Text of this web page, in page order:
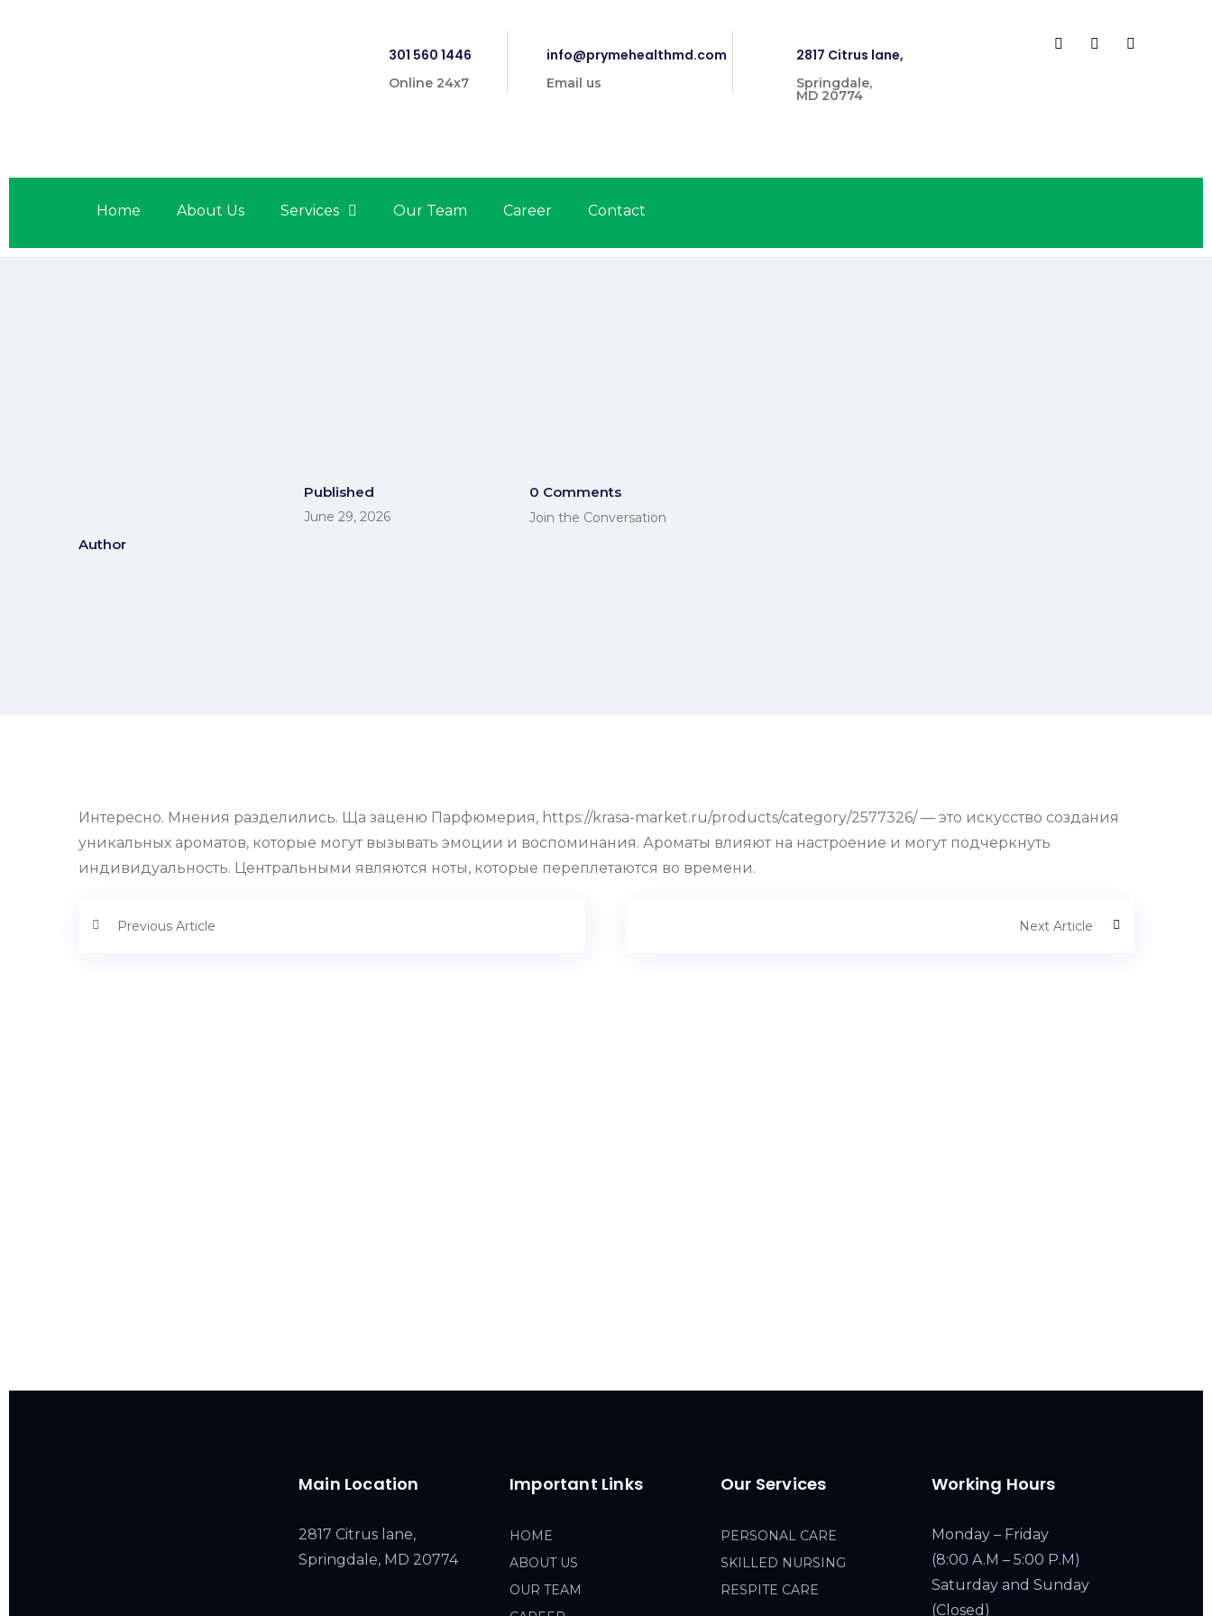
301 560 1446
Online 24x7
info@prymehealthmd.com
Email us
2817 Citrus lane,
Springdale,
MD 20774
Home About Us Services Our Team Career Contact
Author
Published
June 29, 2026
0 Comments
Join the Conversation
Интересно. Мнения разделились. Ща заценю Парфюмерия, https://krasa-market.ru/products/category/2577326/ — это искусство создания
уникальных ароматов, которые могут вызывать эмоции и воспоминания. Ароматы влияют на настроение и могут подчеркнуть
индивидуальность. Центральными являются ноты, которые переплетаются во времени.
Previous Article Next Article
Main Location
2817 Citrus lane,
Springdale, MD 20774
Important Links
HOME
ABOUT US
OUR TEAM
Our Services
PERSONAL CARE
SKILLED NURSING
RESPITE CARE
Working Hours
Monday – Friday
(8:00 A.M – 5:00 P.M)
Saturday and Sunday
(Closed)